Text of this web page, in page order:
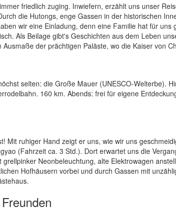
friedlich zuging. Inwiefern, erzählt uns unser
die Hutongs, enge Gassen in der historischen
wir eine Einladung, denn eine Familie hat für uns
Als Beilage gibt's Geschichten aus dem Leben
der prächtigen Paläste, wo die Kaiser von
selten: die Große Mauer (UNESCO-Welterbe).
160 km. Abends: frei für eigene
Mit ruhiger Hand zeigt er uns, wie wir uns
(Fahrzeit ca. 3 Std.). Dort erwartet uns die
Neonbeleuchtung, alte Elektrowagen
Hofhäusern vorbei und durch Gassen mit